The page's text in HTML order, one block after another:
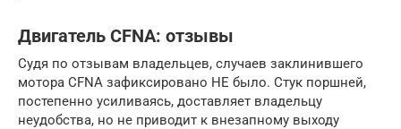
Двигатель CFNA: отзывы
Судя по отзывам владельцев, случаев заклинившего
мотора CFNA зафиксировано НЕ было. Стук поршней,
постепенно усиливаясь, доставляет владельцу
неудобства, но не приводит к внезапному выходу